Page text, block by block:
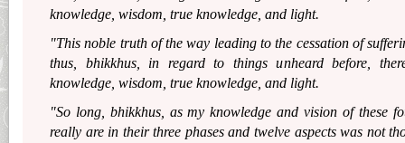
knowledge, wisdom, true knowledge, and light.
"This noble truth of the way leading to the cessation of
thus, bhikkhus, in regard to things unheard before,
knowledge, wisdom, true knowledge, and light.
"So long, bhikkhus, as my knowledge and vision of these
really are in their three phases and twelve aspects was not